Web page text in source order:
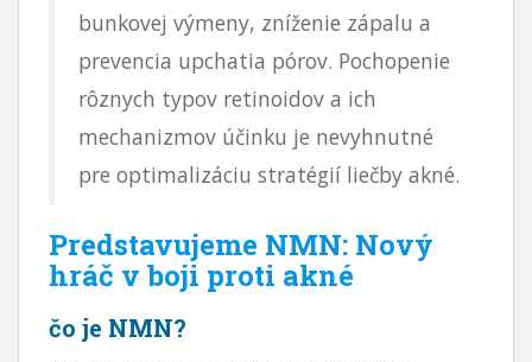
bunkovej výmeny, zníženie zápalu a
prevencia upchatia pórov. Pochopenie
rôznych typov retinoidov a ich
mechanizmov účinku je nevyhnutné
pre optimalizáciu stratégií liečby akné.
Predstavujeme NMN: Nový
hráč v boji proti akné
čo je NMN?